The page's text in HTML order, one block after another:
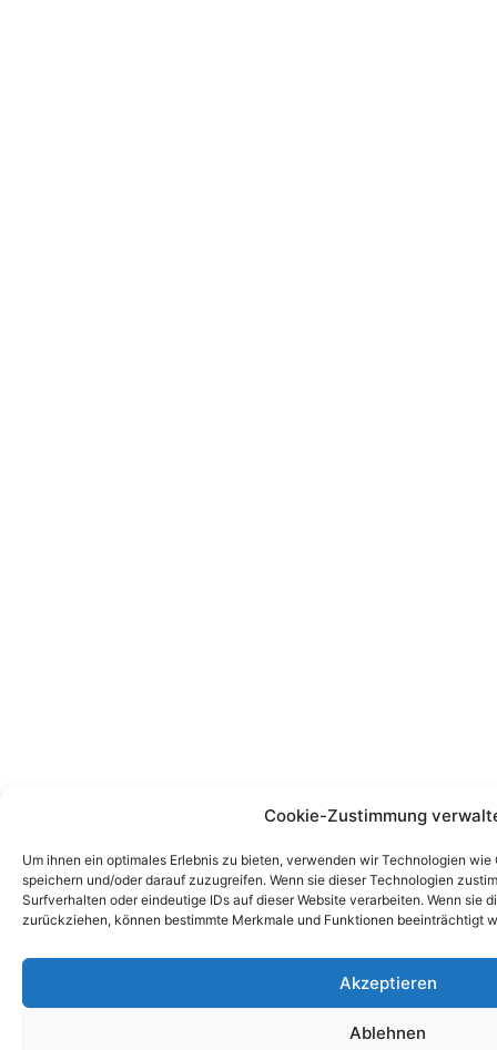
Cookie-Zustimmung
Um ihnen ein optimales Erlebnis zu bieten, verwenden wir Technologien
speichern und/oder darauf zuzugreifen. Wenn sie dieser Technologien
Surfverhalten oder eindeutige IDs auf dieser Website verarbeiten. Wenn sie
zurückziehen, können bestimmte Merkmale und Funktionen beeinträchtigt
Akzeptieren
Ablehnen